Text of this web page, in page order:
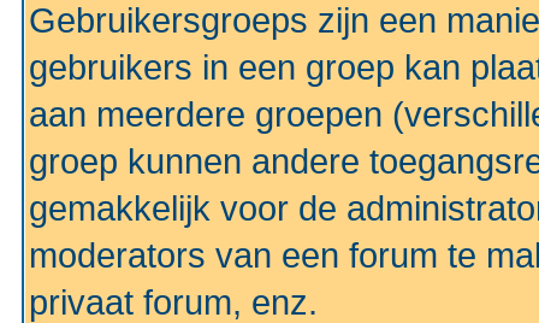
Gebruikersgroeps zijn een
gebruikers in een groep kan
aan meerdere groepen
groep kunnen andere
gemakkelijk voor de
moderators van een forum te
privaat forum, enz.